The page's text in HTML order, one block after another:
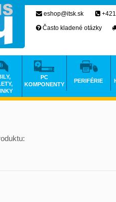
eshop@itsk.sk
Často kladené otázky
PC
KOMPONENTY
PERIFÉRIE